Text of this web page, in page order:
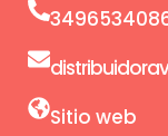
Sitio web